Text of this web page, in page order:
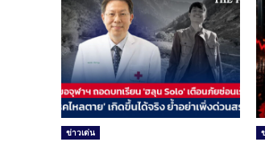
ข่าวเด่น